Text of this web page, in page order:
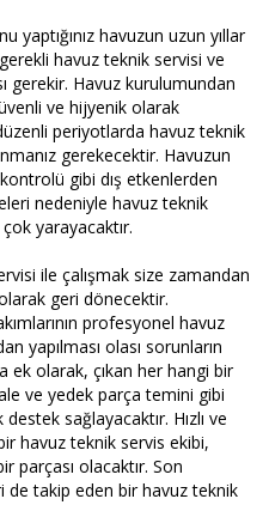
yaptığınız havuzun uzun yıllar
havuz teknik servisi ve
gerekir. Havuz kurulumundan
ve hijyenik olarak
periyotlarda havuz teknik
gerekecektir. Havuzun
gibi dış etkenlerden
nedeniyle havuz teknik
yarayacaktır.
ile çalışmak size zamandan
geri dönecektir.
profesyonel havuz
yapılması olası sorunların
ek olarak, çıkan her hangi bir
ve yedek parça temini gibi
sağlayacaktır. Hızlı ve
havuz teknik servis ekibi,
parçası olacaktır. Son
de takip eden bir havuz teknik